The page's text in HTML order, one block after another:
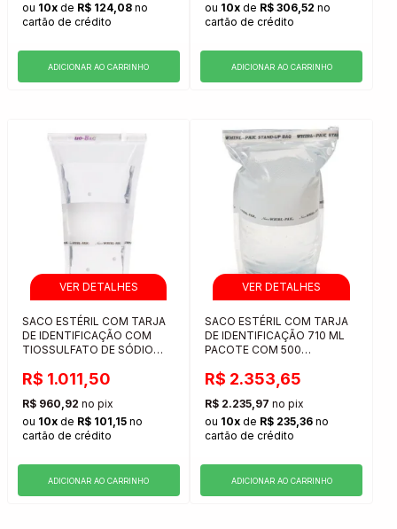
ou 10x de R$ 124,08 no
cartão de crédito
ADICIONAR AO CARRINHO
ou 10x de R$ 306,52 no
cartão de crédito
ADICIONAR AO CARRINHO
SACO ESTÉRIL COM TARJA
DE IDENTIFICAÇÃO COM
TIOSSULFATO DE SÓDIO
COM 100 UNIDADES
R$ 1.011,50
R$ 960,92 no pix
ou 10x de R$ 101,15 no
cartão de crédito
ADICIONAR AO CARRINHO
SACO ESTÉRIL COM TARJA
DE IDENTIFICAÇÃO 710 ML
PACOTE COM 500
R$ 2.353,65
R$ 2.235,97 no pix
ou 10x de R$ 235,36 no
cartão de crédito
ADICIONAR AO CARRINHO